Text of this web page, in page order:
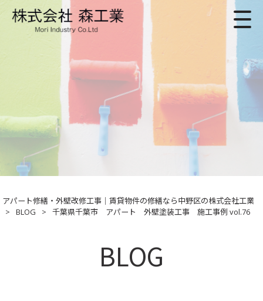
アパート修繕・外壁改修工事｜賃貸物件の修繕なら中野区の株式会社工業
>
BLOG > 千葉県千葉市 アパート 外壁塗装工事 施工事例 vol.76
BLOG